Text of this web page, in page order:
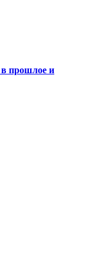
в прошлое и